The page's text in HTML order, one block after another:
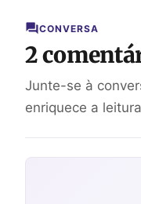
CONVERSA
2
Junte-se à
enriquece a